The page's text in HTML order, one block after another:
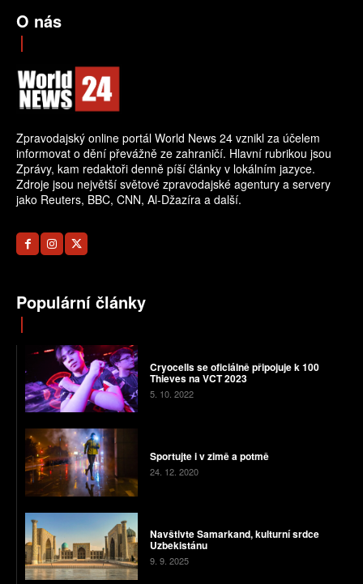
O nás
Zpravodajský online portál World News 24 vznikl za účelem
informovat o dění převážně ze zahraničí. Hlavní rubrikou jsou
Zprávy, kam redaktoři denně píší články v lokálním jazyce.
Zdroje jsou největší světové zpravodajské agentury a servery
jako Reuters, BBC, CNN, Al-Džazíra a další.
Populární články
Cryocells se oficiálně připojuje k 100
Thieves na VCT 2023
5. 10. 2022
Sportujte i v zimě a potmě
24. 12. 2020
Navštivte Samarkand, kulturní srdce
Uzbekistánu
9. 9. 2025